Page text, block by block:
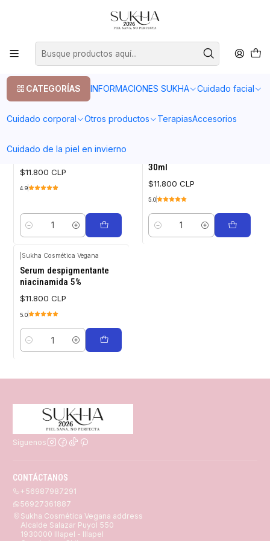
CATEGORÍAS INFORMACIONES SUKHA Cuidado facial
Cuidado corporal Otros productos TerapiasAccesorios
Cuidado de la piel en invierno
20% en tu primera compra con el codigo COMPRA1
Serum acido hialuronico
$11.800 CLP
4.9
Cantidad
30ml
$11.800 CLP
5.0
Cantidad
Sukha Cosmética Vegana
Serum despigmentante
niacinamida 5%
$11.800 CLP
5.0
Cantidad
Síguenos
CONTÁCTANOS
+56987987291
56927361887
Sukha Cosmética Vegana address
Alcalde Salazar Puyol 550
1930000 Illapel - Illapel